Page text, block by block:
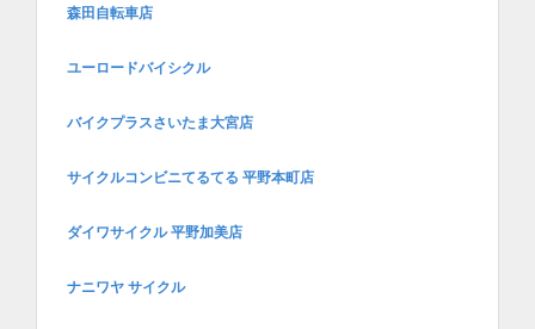
森田自転車店
ユーロードバイシクル
バイクプラスさいたま大宮店
サイクルコンビニてるてる 平野本町店
ダイワサイクル 平野加美店
ナニワヤ サイクル